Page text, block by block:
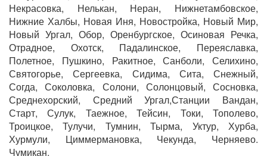
Некрасовка, Нелькан, Неран, Нижнетамбовское,
Нижние Халбы, Новая Иня, Новостройка, Новый Мир,
Новый Ургал, Обор, Оренбургское, Осиновая Речка,
Отрадное, Охотск, Падалинское, Переяславка,
Полетное, Пушкино, Ракитное, Санболи, Селихино,
Святогорье, Сергеевка, Сидима, Сита, Снежный,
Согда, Соколовка, Солони, Солонцовый, Сосновка,
Среднехорский, Средний Ургал,Станции Вандан,
Старт, Сулук, Таежное, Тейсин, Токи, Тополево,
Троицкое, Тулучи, Тумнин, Тырма, Уктур, Хурба,
Хурмули, Циммермановка, Чекунда, Черняево.
Чумикан.